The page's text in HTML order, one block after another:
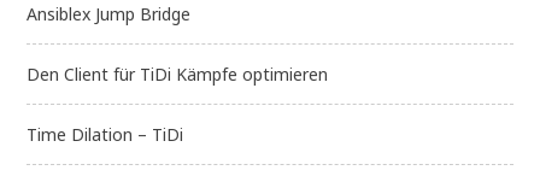
Ansiblex Jump Bridge
Den Client für TiDi Kämpfe optimieren
Time Dilation – TiDi